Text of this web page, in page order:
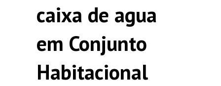
caixa de agua
em Conjunto
Habitacional